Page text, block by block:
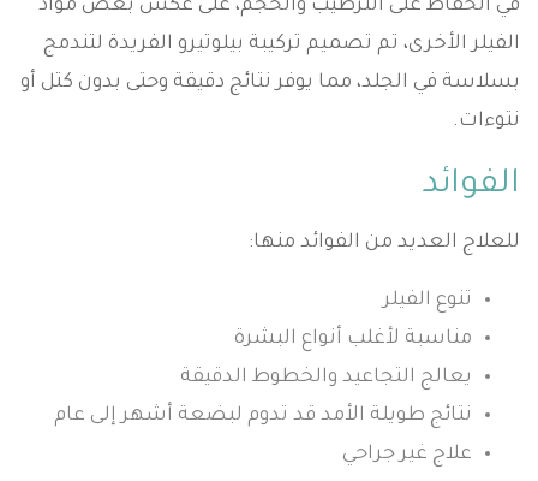
في الحفاظ على الترطيب والحجم، على عكس بعض مواد
الفيلر الأخرى، تم تصميم تركيبة بيلوتيرو الفريدة لتندمج
بسلاسة في الجلد، مما يوفر نتائج دقيقة وحتى بدون كتل أو
نتوءات.
الفوائد
للعلاج العديد من الفوائد منها:
تنوع الفيلر
مناسبة لأغلب أنواع البشرة
يعالج التجاعيد والخطوط الدقيقة
نتائج طويلة الأمد قد تدوم لبضعة أشهر إلى عام
علاج غير جراحي